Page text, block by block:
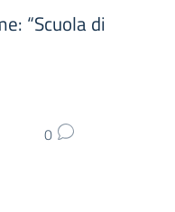
“Scuola di
0